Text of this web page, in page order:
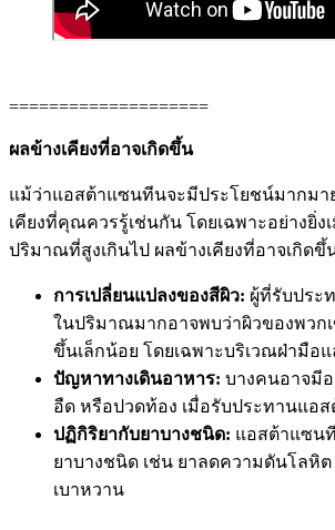
====================
ผลข้างเคียงที่อาจเกิดขึ้น
แม้ว่าแอสต้าแซนทีนจะมีประโยชน์มากมา
เคียงที่คุณควรรู้เช่นกัน โดยเฉพาะอย่างยิ่ง
ปริมาณที่สูงเกินไป ผลข้างเคียงที่อาจเกิดขึ้
การเปลี่ยนแปลงของสีผิว: ผู้ที่รับประ
ในปริมาณมากอาจพบว่าผิวของพวก
ขึ้นเล็กน้อย โดยเฉพาะบริเวณฝ่ามือแ
ปัญหาทางเดินอาหาร: บางคนอาจมีอ
อืด หรือปวดท้อง เมื่อรับประทานแอ
ปฏิกิริยากับยาบางชนิด: แอสต้าแซน
ยาบางชนิด เช่น ยาลดความดันโลหิ
เบาหวาน